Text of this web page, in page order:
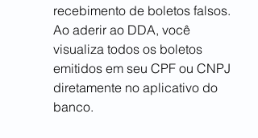
recebimento de boletos falsos.
Ao aderir ao DDA, você
visualiza todos os boletos
emitidos em seu CPF ou CNPJ
diretamente no aplicativo do
banco.